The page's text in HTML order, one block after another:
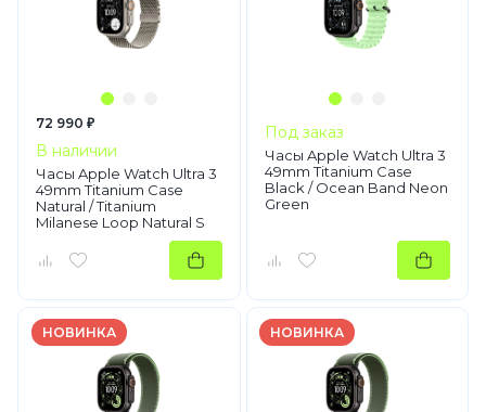
72 990 ₽
В наличии
Часы Apple Watch Ultra 3
49mm Titanium Case
Natural / Titanium
Milanese Loop Natural S
Под заказ
Часы Apple Watch Ultra 3
49mm Titanium Case
Black / Ocean Band Neon
Green
НОВИНКА НОВИНКА